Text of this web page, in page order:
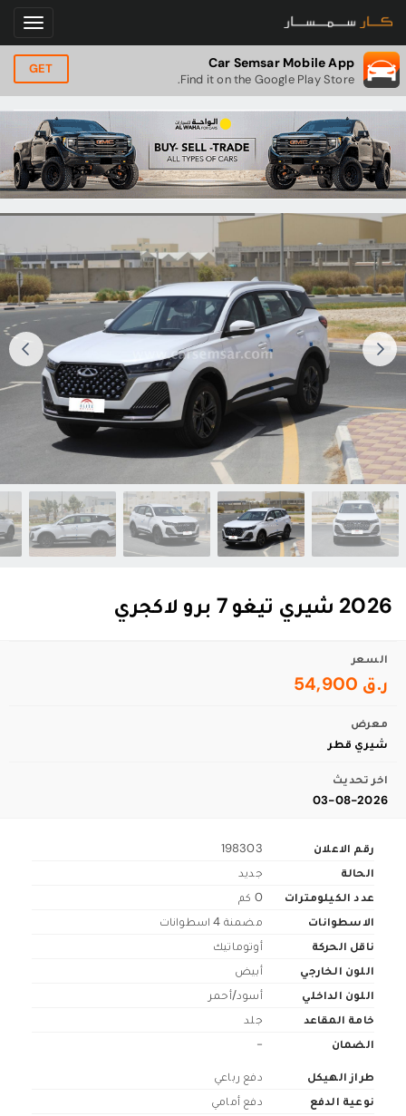
Car Semsar Mobile App
Find it on the Google Play Store.
GET
2026 شيري تيغو 7 برو لاكجري
السعر
ر.ق 54,900
معرض
شيري قطر
اخر تحديث
03-08-2026
رقم الاعلان
198303
الحالة
جديد
عدد الكيلومترات
0 كم
الاسطوانات
مضمنة 4 اسطوانات
ناقل الحركة
أوتوماتيك
اللون الخارجي
أبيض
اللون الداخلي
أسود/أحمر
خامة المقاعد
جلد
الضمان
-
طراز الهيكل
دفع رباعي
نوعية الدفع
دفع أمامي